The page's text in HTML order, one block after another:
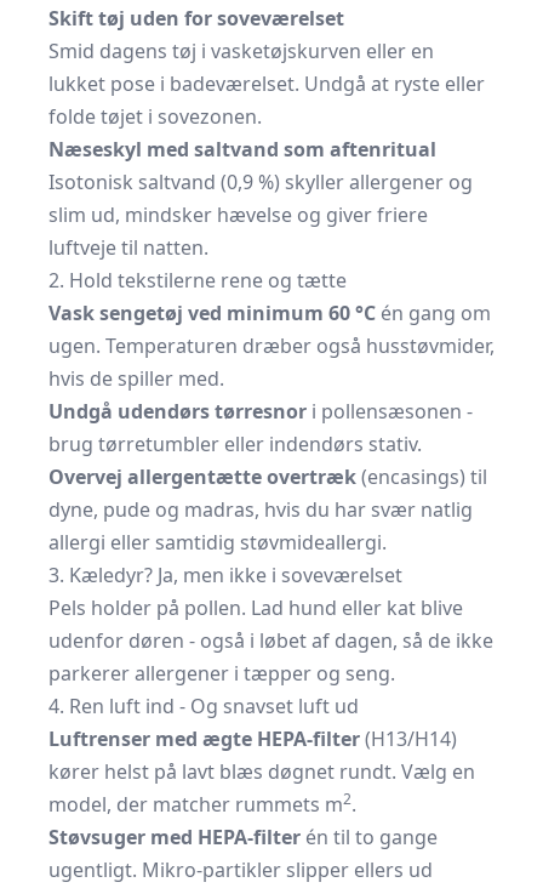
Skift tøj uden for soveværelset
Smid dagens tøj i vasketøjskurven eller en
lukket pose i badeværelset. Undgå at ryste eller
folde tøjet i sovezonen.
Næseskyl med saltvand som aftenritual
Isotonisk saltvand (0,9 %) skyller allergener og
slim ud, mindsker hævelse og giver friere
luftveje til natten.
2. Hold tekstilerne rene og tætte
Vask sengetøj ved minimum 60 °C én gang om
ugen. Temperaturen dræber også husstøvmider,
hvis de spiller med.
Undgå udendørs tørresnor i pollensæsonen -
brug tørretumbler eller indendørs stativ.
Overvej allergentætte overtræk(encasings) til
dyne, pude og madras, hvis du har svær natlig
allergi eller samtidig støvmideallergi.
3. Kæledyr? Ja, men ikke i soveværelset
Pels holder på pollen. Lad hund eller kat blive
udenfor døren - også i løbet af dagen, så de ikke
parkerer allergener i tæpper og seng.
4. Ren luft ind - Og snavset luft ud
Luftrenser med ægte HEPA-filter(H13/H14)
kører helst på lavt blæs døgnet rundt. Vælg en
model, der matcher rummets m2.
Støvsuger med HEPA-filter én til to gange
ugentligt. Mikro-partikler slipper ellers ud